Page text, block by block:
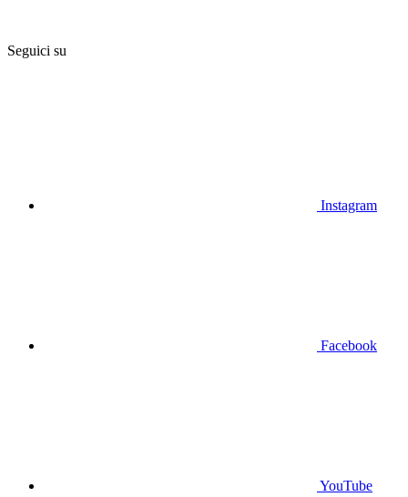
Seguici su
Instagram
Facebook
YouTube